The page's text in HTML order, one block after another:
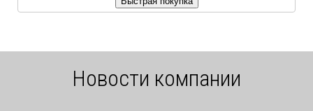
Новости компании